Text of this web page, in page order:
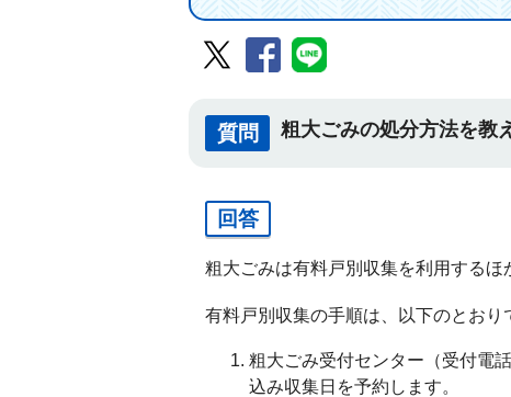
質問 粗大ごみの処分方法を教
回答
粗大ごみは有料戸別収集を利用するほ
有料戸別収集の手順は、以下のとおり
粗大ごみ受付センター（受付電
込み収集日を予約します。